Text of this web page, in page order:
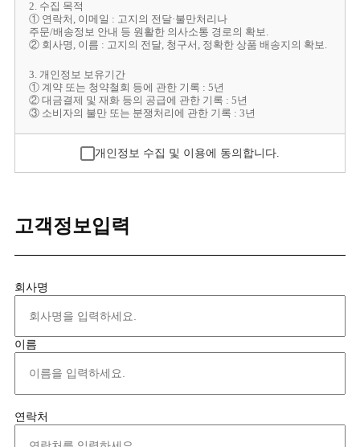
2. 수집 목적
① 연락처, 이메일 : 고지의 전달·불만처리나
주문/배송정보 안내 등 원활한 의사소통 경로의 확보.
② 회사명, 이름 : 고지의 전달, 청구서, 정확한 상품 배송지의 확보.
3. 개인정보 보유기간
① 계약 또는 청약철회 등에 관한 기록 : 5년
② 대금결제 및 재화 등의 공급에 관한 기록 : 5년
③ 소비자의 불만 또는 분쟁처리에 관한 기록 : 3년
개인정보 수집 및 이용에 동의합니다.
고객정보입력
회사명
이름
연락처